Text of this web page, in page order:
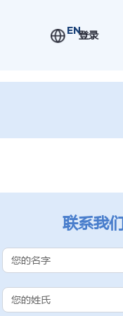
EN登录
联系我们
Contact Us
(Chinese
Subdomain)